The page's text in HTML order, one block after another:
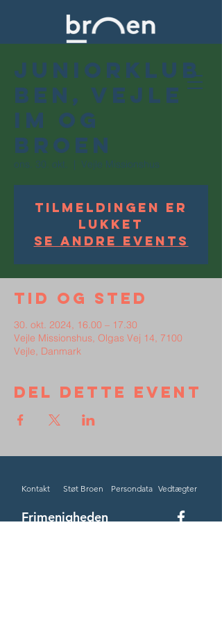
Juniorklub
ben, Vejle
IM og
Broen
ons. 30. okt.
  |
Vejle Missionshus
Tilmeldingen er
lukket
Se andre events
Tid og sted
30. okt. 2024, 16.00 – 17.30
Vejle Missionshus, Olgas Vej 14, 7100
Vejle, Danmark
Del dette event
Kontakt Støt Broen Persondata
Frimenigheden
Vedtægter